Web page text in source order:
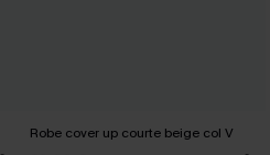
Robe cover up courte beige col V